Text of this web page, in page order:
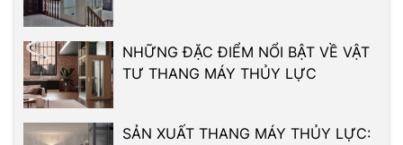
NHỮNG ĐẶC ĐIỂM NỔI BẬT VỀ VẬT
TƯ THANG MÁY THỦY LỰC
SẢN XUẤT THANG MÁY THỦY LỰC: